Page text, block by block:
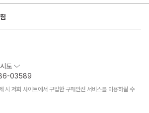
도
86-03589
시 저희 사이트에서 구입한 구매안전 서비스를 이용하실 수